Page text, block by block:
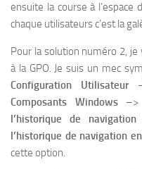
ensuite la course à
chaque utilisateurs c’est la
Pour la solution numéro 2,
à la GPO. Je suis un mec
Configuration Utilisateur
Composants Windows–>
l’historique de navigation
l’historique de navigation
cette option.